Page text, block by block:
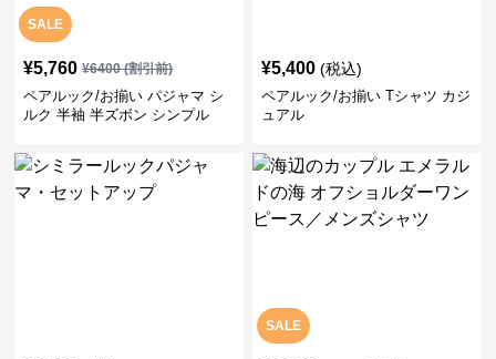
SALE
¥5,760 ¥6400(割引前)
ペアルック/お揃い パジャマ シ
ルク 半袖 半ズボン シンプル
¥5,400 (税込)
ペアルック/お揃い Tシャツ カジ
ュアル
SALE